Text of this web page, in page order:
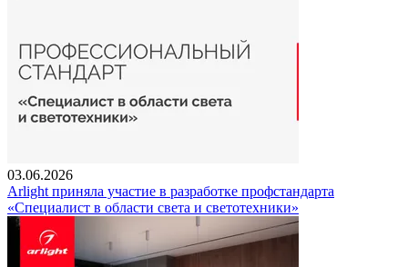
03.06.2026
Arlight приняла участие в разработке профстандарта
«Специалист в области света и светотехники»